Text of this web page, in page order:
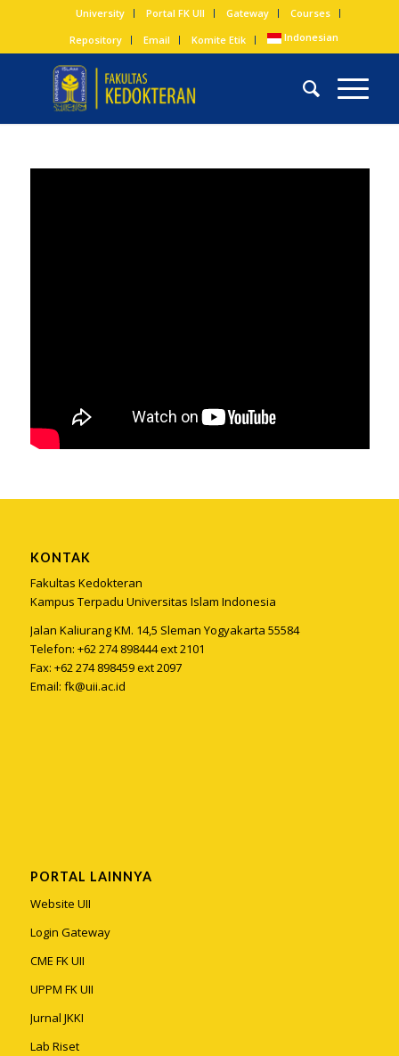
University Portal FK UII Gateway
Courses
Repository
Email Komite Etik Indonesian
KONTAK
Fakultas Kedokteran
Kampus Terpadu Universitas Islam Indonesia
Jalan Kaliurang KM. 14,5 Sleman Yogyakarta 55584
Telefon: +62 274 898444 ext 2101
Fax: +62 274 898459 ext 2097
Email: fk@uii.ac.id
PORTAL LAINNYA
Website UII
Login Gateway
CME FK UII
UPPM FK UII
Jurnal JKKI
Lab Riset